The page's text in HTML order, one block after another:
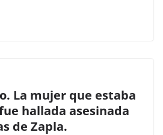
La mujer que estaba
hallada asesinada
de Zapla.